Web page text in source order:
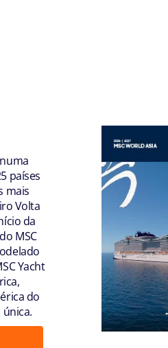
países
mais
Volta
da
MSC
Yacht
do